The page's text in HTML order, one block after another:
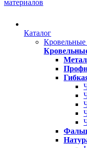
Каталог